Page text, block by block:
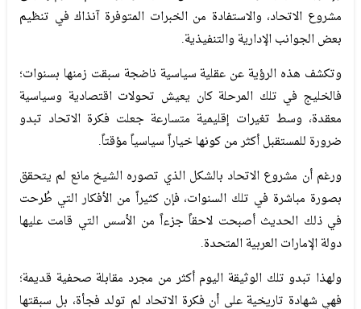
مشروع الاتحاد، والاستفادة من الخبرات المتوفرة آنذاك في تنظيم
بعض الجوانب الإدارية والتنفيذية.
وتكشف هذه الرؤية عن عقلية سياسية ناضجة سبقت زمنها بسنوات؛
فالخليج في تلك المرحلة كان يعيش تحولات اقتصادية وسياسية
معقدة، وسط تغيرات إقليمية متسارعة جعلت فكرة الاتحاد تبدو
ضرورة للمستقبل أكثر من كونها خياراً سياسياً مؤقتاً.
ورغم أن مشروع الاتحاد بالشكل الذي تصوره الشيخ مانع لم يتحقق
بصورة مباشرة في تلك السنوات، فإن كثيراً من الأفكار التي طُرحت
في ذلك الحديث أصبحت لاحقاً جزءاً من الأسس التي قامت عليها
دولة الإمارات العربية المتحدة.
ولهذا تبدو تلك الوثيقة اليوم أكثر من مجرد مقابلة صحفية قديمة؛
فهي شهادة تاريخية على أن فكرة الاتحاد لم تولد فجأة، بل سبقتها